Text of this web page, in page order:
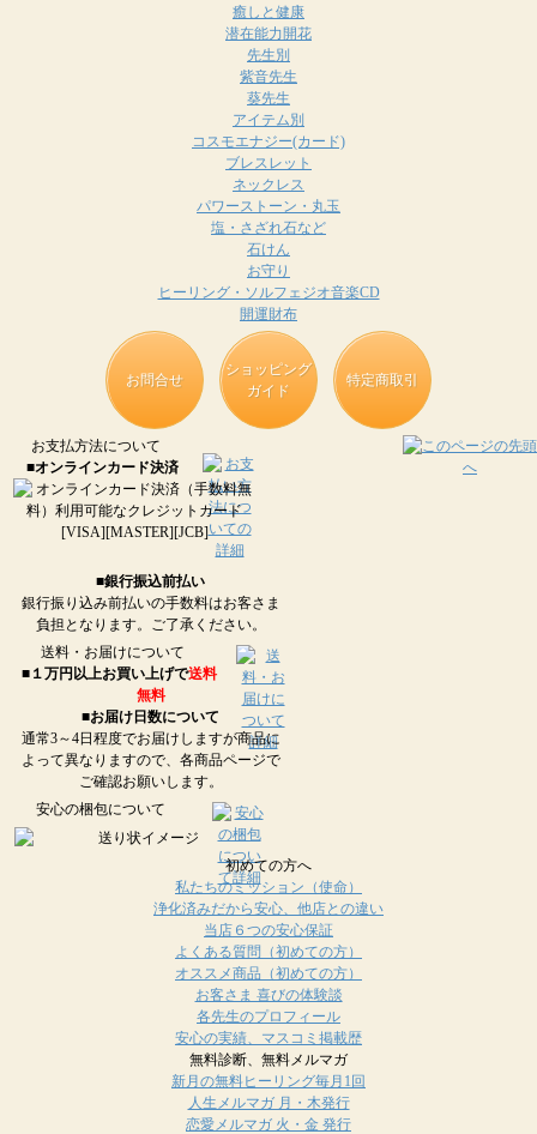
癒しと健康
潜在能力開花
先生別
紫音先生
葵先生
アイテム別
コスモエナジー(カード)
ブレスレット
ネックレス
パワーストーン・丸玉
塩・さざれ石など
石けん
お守り
ヒーリング・ソルフェジオ音楽CD
開運財布
お問合せ
ショッピング
ガイド
特定商取引
お支払方法について
■オンラインカード決済
■銀行振込前払い
銀行振り込み前払いの手数料はお客さま
負担となります。ご了承ください。
送料・お届けについて
■１万円以上お買い上げで送料
無料
■お届け日数について
通常3～4日程度でお届けしますが商品に
よって異なりますので、各商品ページで
ご確認お願いします。
安心の梱包について
初めての方へ
私たちのミッション（使命）
浄化済みだから安心、他店との違い
当店６つの安心保証
よくある質問（初めての方）
オススメ商品（初めての方）
お客さま 喜びの体験談
各先生のプロフィール
安心の実績、マスコミ掲載歴
無料診断、無料メルマガ
新月の無料ヒーリング毎月1回
人生メルマガ 月・木発行
恋愛メルマガ 火・金 発行